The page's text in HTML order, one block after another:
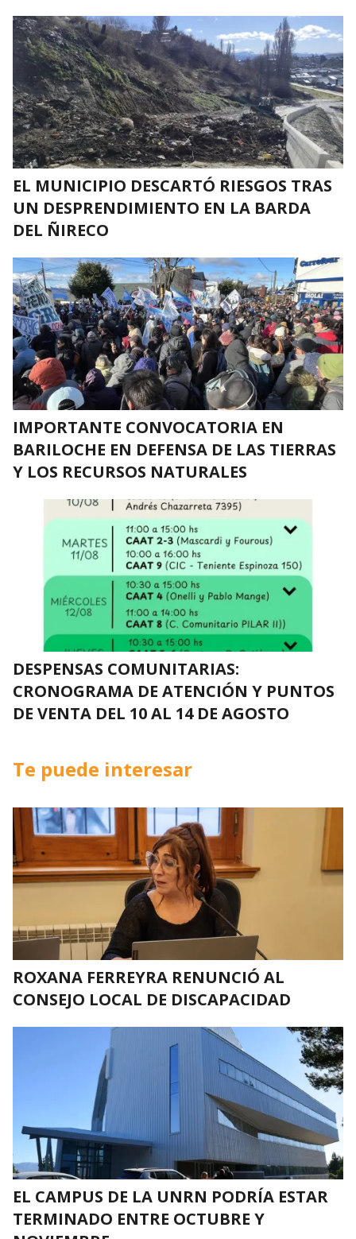
EL MUNICIPIO DESCARTÓ RIESGOS TRAS
UN DESPRENDIMIENTO EN LA BARDA
DEL ÑIRECO
IMPORTANTE CONVOCATORIA EN
BARILOCHE EN DEFENSA DE LAS TIERRAS
Y LOS RECURSOS NATURALES
DESPENSAS COMUNITARIAS:
CRONOGRAMA DE ATENCIÓN Y PUNTOS
DE VENTA DEL 10 AL 14 DE AGOSTO
Te puede interesar
ROXANA FERREYRA RENUNCIÓ AL
CONSEJO LOCAL DE DISCAPACIDAD
EL CAMPUS DE LA UNRN PODRÍA ESTAR
TERMINADO ENTRE OCTUBRE Y